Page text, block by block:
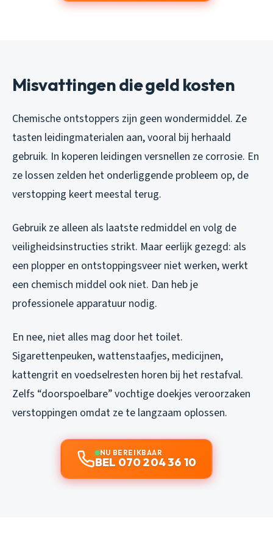
Misvattingen die geld kosten
Chemische ontstoppers zijn geen wondermiddel. Ze
tasten leidingmaterialen aan, vooral bij herhaald
gebruik. In koperen leidingen versnellen ze corrosie. En
ze lossen zelden het onderliggende probleem op, de
verstopping keert meestal terug.
Gebruik ze alleen als laatste redmiddel en volg de
veiligheidsinstructies strikt. Maar eerlijk gezegd: als
een plopper en ontstoppingsveer niet werken, werkt
een chemisch middel ook niet. Dan heb je
professionele apparatuur nodig.
En nee, niet alles mag door het toilet.
Sigarettenpeuken, wattenstaafjes, medicijnen,
kattengrit en voedselresten horen bij het restafval.
Zelfs “doorspoelbare” vochtige doekjes veroorzaken
verstoppingen omdat ze te langzaam oplossen.
NU BEREIKBAAR
BEL 070 204 36 10